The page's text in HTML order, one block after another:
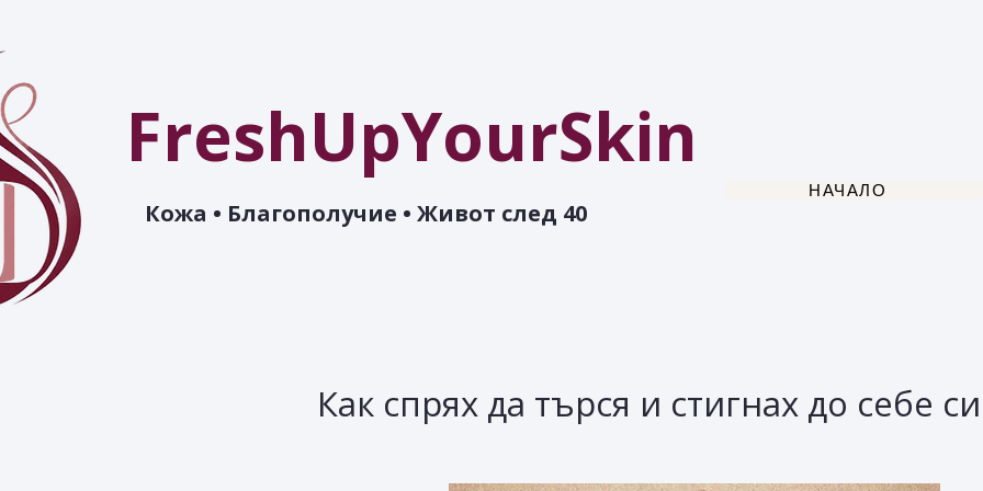
FreshUpYourSkin
Кожа • Благополучие • Живот след 40
НАЧАЛО
Как спрях да търся и стигнах до себе си